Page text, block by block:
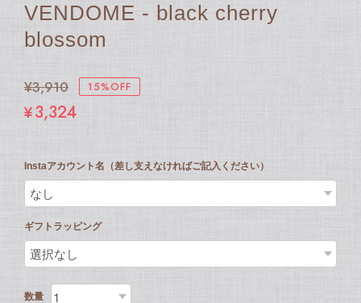
VENDOME - black cherry
blossom
¥3,910 15%OFF
¥3,324
Instaアカウント名（差し支えなければご記入ください）
ギフトラッピング
数量